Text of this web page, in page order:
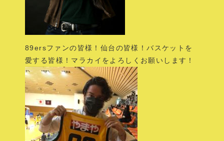
89ersファンの皆様！仙台の皆様！バスケットを
愛する皆様！マラカイをよろしくお願いします！